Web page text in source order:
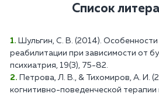
Список
Шульгин, С. В. (2014). Особенности
реабилитации при зависимости от
психиатрия, 19(3), 75-82.
Петрова, Л. В., & Тихомиров, А. И.
когнитивно-поведенческой терапии